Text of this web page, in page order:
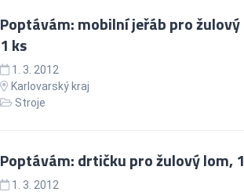
Poptávám: mobilní jeřáb pro
1 ks
1. 3. 2012
Karlovarský kraj
Stroje
Poptávám: drtičku pro žulový lom,
1. 3. 2012